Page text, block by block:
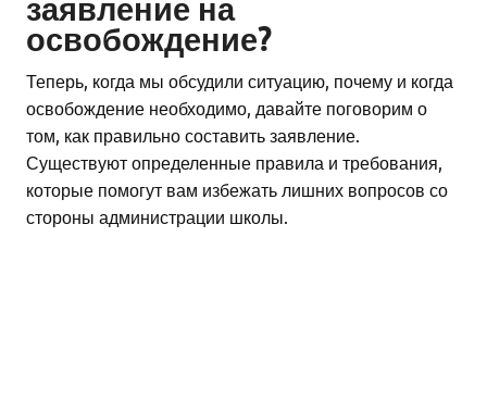
заявление на
освобождение?
Теперь, когда мы обсудили ситуацию, почему и когда
освобождение необходимо, давайте поговорим о
том, как правильно составить заявление.
Существуют определенные правила и требования,
которые помогут вам избежать лишних вопросов со
стороны администрации школы.